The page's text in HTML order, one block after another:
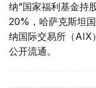
纳”国家福利基金持
20%，哈萨克斯坦
纳国际交易所（AIX
公开流通。